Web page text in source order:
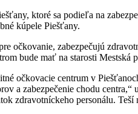
ktoré sa podieľa na
kúpele Piešťany.
očkovanie, zabezpečujú
bude mať na starosti
očkovacie centrum v
a zabezpečenie chodu
zdravotníckeho personálu.